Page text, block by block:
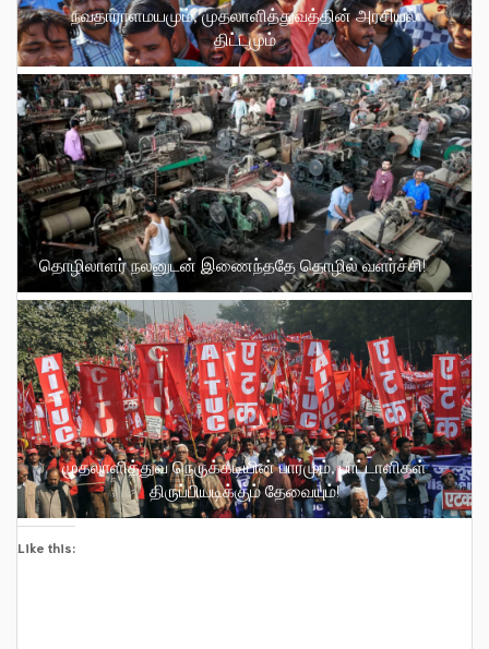
நவதாராளமயமும், முதலாளித்துவத்தின் அரசியல்
திட்டமும்
தொழிலாளர் நலனுடன் இணைந்ததே தொழில் வளர்ச்சி!
முதலாளித்துவ நெருக்கடியின் பாரமும், பாட்டாளிகள்
திருப்பியடிக்கும் தேவையும்!
Like this: